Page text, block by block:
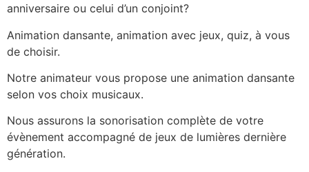
anniversaire ou celui d’un conjoint?
Animation dansante, animation avec jeux, quiz, à vous
de choisir.
Notre animateur vous propose une animation dansante
selon vos choix musicaux.
Nous assurons la sonorisation complète de votre
évènement accompagné de jeux de lumières dernière
génération.